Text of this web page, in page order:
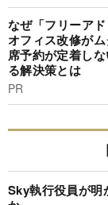
なぜ「フリーア
オフィス改修が
席予約が定着し
る解決策とは
PR
Sky執行役員が明